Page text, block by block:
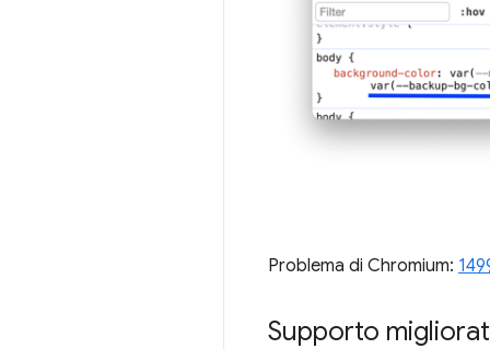
Problema di Chromium:
Supporto